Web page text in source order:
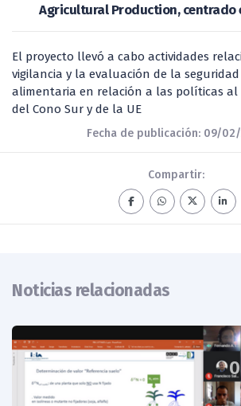
Agricultural Production, centrado
El proyecto llevó a cabo actividades
vigilancia y la evaluación de la
alimentaria en relación a las políticas al
del Cono Sur y de la UE
Fecha de publicación: 09/
Compartir:
Noticias relacionadas